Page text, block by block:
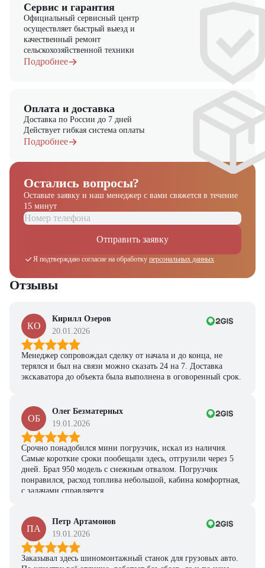
Сервис и гарантия
Официальный сервисный центр
осуществляет быстрый выезд и
качественный ремонт
сельскохозяйственной техники
Подробнее
Оплата и доставка
Доставка по России до 7 дней
Действует гибкая система оплаты
Подробнее
Остались вопросы?
Оставьте заявку и наш менеджер с вами свяжется в течение
15 минут
Отправить заявку
Я подтверждаю согласие на обработку персональных данных
Отзывы
КО
Кирилл Озеров
20.01.2026
Менеджер сопровождал сделку от начала и до конца, не
терялся и был на связи можно сказать 24 на 7. Доставка
экскаватора до объекта была выполнена в оговоренный срок.
ОБ
Олег Безматерных
19.01.2026
Срочно понадобился мини погрузчик, искал из наличия.
Самые короткие сроки пообещали здесь, отгрузили через 5
дней. Брал 950 модель с снежным отвалом. Погрузчик
понравился, расход топлива небольшой, кабина комфортная,
с задачами справляется.
ПА
Петр Артамонов
19.01.2026
Заказывал здесь шиномонтажный станок для грузовых авто.